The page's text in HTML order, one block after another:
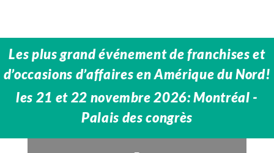
Les plus grand événement de franchises et
d’occasions d’affaires en Amérique du Nord!
les 21 et 22 novembre 2026: Montréal -
Palais des congrès